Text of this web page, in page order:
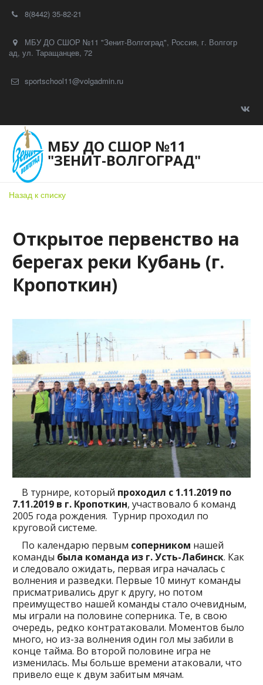
8(8442) 35-82-21
МБУ ДО СШОР №11 "Зенит-Волгоград", Россия, г. Волгогр
ад, ул. Таращанцев, 72
sportschool11@volgadmin.ru
МБУ ДО СШОР №11
"ЗЕНИТ-ВОЛГОГРАД"
Назад к списку
Открытое первенство на
берегах реки Кубань (г.
Кропоткин)
В турнире, который проходил с 1.11.2019 по
7.11.2019 в г. Кропоткин, участвовало 6 команд
2005 года рождения. Турнир проходил по
круговой системе.
По календарю первым соперником нашей
команды была команда из г. Усть-Лабинск. Как
и следовало ожидать, первая игра началась с
волнения и разведки. Первые 10 минут команды
присматривались друг к другу, но потом
преимущество нашей команды стало очевидным,
мы играли на половине соперника. Те, в свою
очередь, редко контратаковали. Моментов было
много, но из-за волнения один гол мы забили в
конце тайма. Во второй половине игра не
изменилась. Мы больше времени атаковали, что
привело еще к двум забитым мячам.